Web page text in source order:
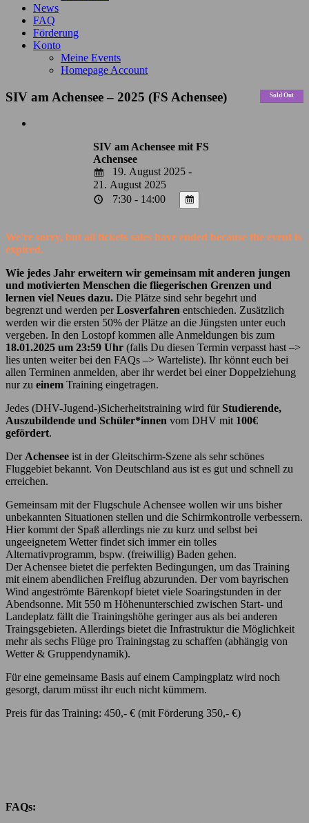
News
FAQ
Förderung
Konto
Meine Events
Homepage Account
Sold Out
SIV am Achensee – 2025 (FS Achensee)
SIV am Achensee mit FS
Achensee
19. August 2025 -
21. August 2025
7:30 - 14:00
We're sorry, but all tickets sales have ended because the event is
expired.
Wie jedes Jahr erweitern wir gemeinsam mit anderen jungen
und motivierten Menschen die fliegerischen Grenzen und
lernen viel Neues dazu. Die Plätze sind sehr begehrt und
begrenzt und werden perLosverfahren entschieden. Zusätzlich
werden wir die ersten 50% der Plätze an die Jüngsten unter euch
vergeben. In den Lostopf kommen alle Anmeldungen bis zum
18.01.2025 um 23:59 Uhr (falls Du diesen Termin verpasst hast –>
lies unten weiter bei den FAQs –> Warteliste). Ihr könnt euch bei
allen Terminen anmelden, aber ihr werdet bei einer Doppelziehung
nur zu einem Training eingetragen.
Jedes (DHV-Jugend-)Sicherheitstraining wird für Studierende,
Auszubildende und Schüler*innen vom DHV mit 100€
gefördert.
Der Achensee ist in der Gleitschirm-Szene als sehr schönes
Fluggebiet bekannt. Von Deutschland aus ist es gut und schnell zu
erreichen.
Gemeinsam mit der Flugschule Achensee wollen wir uns bisher
unbekannten Situationen stellen und die Schirmkontrolle verbessern.
Hier kommt der Spaß allerdings nie zu kurz und selbst bei
ungeeignetem Wetter findet sich immer ein tolles
Alternativprogramm, bspw. (freiwillig) Baden gehen.
Der Achensee bietet die perfekten Bedingungen, um das Training
mit einem abendlichen Freiflug abzurunden. Der vom bayrischen
Wind angeströmte Bärenkopf bietet viele Soaringstunden in der
Abendsonne. Mit 550 m Höhenunterschied zwischen Start- und
Landeplatz fällt die Trainingshöhe geringer aus als bei anderen
Traingsgebieten. Allerdings bietet die Infrastruktur die Möglichkeit
mehr als sechs Flüge pro Trainingstag zu schaffen (abhängig von
Wetter & Gruppendynamik).
Für eine gemeinsame Basis auf einem Campingplatz wird noch
gesorgt, darum müsst ihr euch nicht kümmern.
Preis für das Training: 450,- € (mit Förderung 350,- €)
FAQs: